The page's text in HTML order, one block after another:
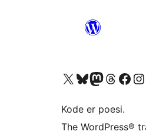
Besøk vår konto på X Visit our Bluesky account
Besøk vår Mastodon-konto
Visit our Threads
Besøk vår Facebook-side
Besøk
Kode er poesi.
The WordPress®